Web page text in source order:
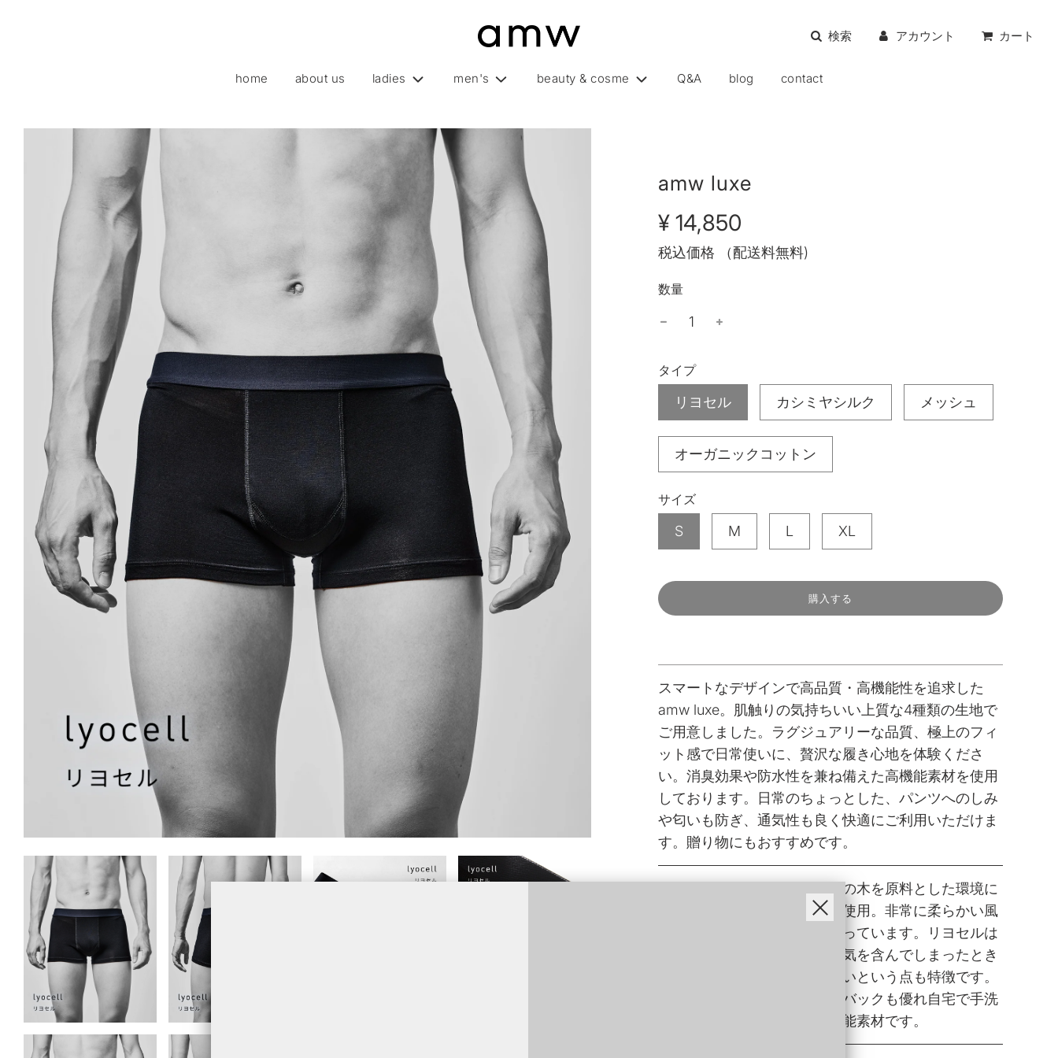
検索 アカウント カート
home about us ladies men's beauty & cosme Q&A blog contact
amw luxe
販
価
格
通
価
格
¥ 14,850
税込価格 （配送料無料)
数量
タイプ
リヨセル カシミヤシルク メッシュ
オーガニックコットン
サイズ
S M L XL
ロ
.
.
購入する
スマートなデザインで高品質・高機能性を追求した
amw luxe。肌触りの気持ちいい上質な4種類の生地で
ご用意しました。ラグジュアリーな品質、極上のフィ
ット感で日常使いに、贅沢な履き心地を体験くださ
い。消臭効果や防水性を兼ね備えた高機能素材を使用
しております。日常のちょっとした、パンツへのしみ
や匂いも防ぎ、通気性も良く快適にご利用いただけま
す。贈り物にもおすすめです。
【リヨセルの特長】ユーカリの⽊を原料とした環境に
やさしい再⽣繊維リヨセルを使⽤。⾮常に柔らかい⾵
合いと光沢感のある素材となっています。リヨセルは
吸湿性・速乾性共に⾼く、湿気を含んでしまったとき
の収縮を少なくし、縮みにくいという点も特徴です。
ポリウレタン混のためキックバックも優れ⾃宅で⼿洗
い可能な取り扱いしやすい万能素材です。